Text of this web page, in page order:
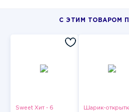
С ЭТИМ ТОВАРОМ
Sweet Хит - 6
Шарик-